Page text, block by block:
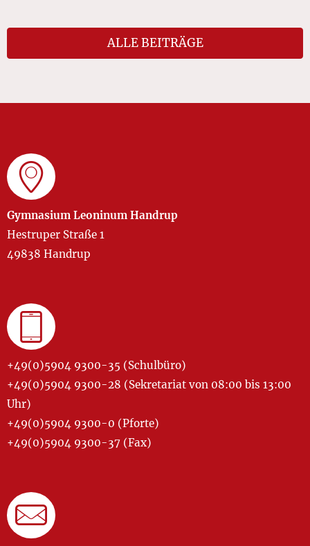
ALLE BEITRÄGE
Gymnasium Leoninum Handrup
Hestruper Straße 1
49838 Handrup
+49(0)5904 9300-35 (Schulbüro)
+49(0)5904 9300-28 (Sekretariat von 08:00 bis 13:00
Uhr)
+49(0)5904 9300-0 (Pforte)
+49(0)5904 9300-37 (Fax)